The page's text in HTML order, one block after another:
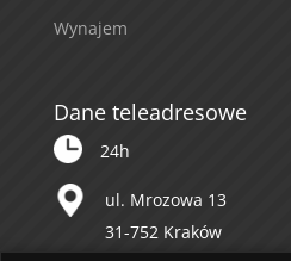
Wynajem
Dane teleadresowe
24h
ul. Mrozowa 13
31-752 Kraków